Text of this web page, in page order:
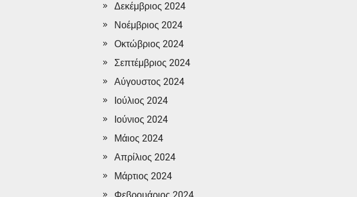
Δεκέμβριος 2024
Νοέμβριος 2024
Οκτώβριος 2024
Σεπτέμβριος 2024
Αύγουστος 2024
Ιούλιος 2024
Ιούνιος 2024
Μάιος 2024
Απρίλιος 2024
Μάρτιος 2024